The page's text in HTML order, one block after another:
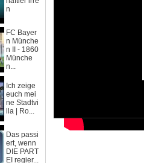
n
FC Bayer
n Münche
n II - 1860
Münche
n...
Ich zeige
euch mei
ne Stadtvi
lla | Ro...
Das passi
ert, wenn
DIE PART
EI regier...